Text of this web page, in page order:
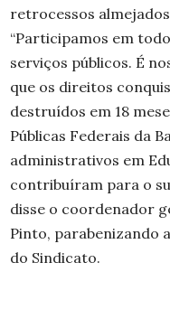
retrocessos
“Participamos em
serviços públicos. É
que os direitos
destruídos em 18
Públicas Federais da
administrativos em
contribuíram para o
disse o coordenador
Pinto, parabenizando
do Sindicato.